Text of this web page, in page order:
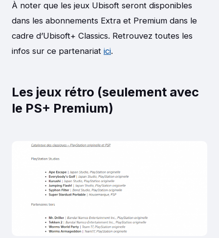
À noter que les jeux Ubisoft seront disponibles
dans les abonnements Extra et Premium dans le
cadre d’Ubisoft+ Classics. Retrouvez toutes les
infos sur ce partenariat ici.
Les jeux rétro (seulement avec
le PS+ Premium)